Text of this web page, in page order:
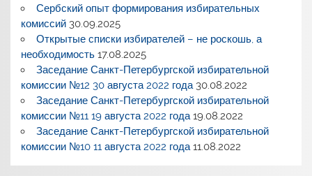
Сербский опыт формирования избирательных
комиссий 30.09.2025
Открытые списки избирателей – не роскошь, а
необходимость 17.08.2025
Заседание Санкт-Петербургской избирательной
комиссии №12 30 августа 2022 года 30.08.2022
Заседание Санкт-Петербургской избирательной
комиссии №11 19 августа 2022 года 19.08.2022
Заседание Санкт-Петербургской избирательной
комиссии №10 11 августа 2022 года 11.08.2022